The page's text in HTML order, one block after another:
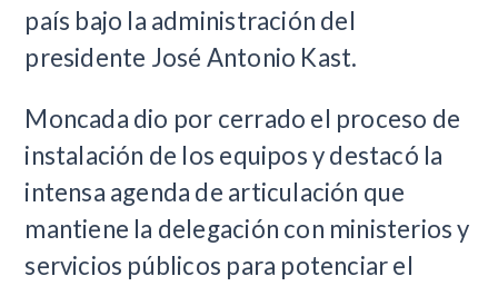
país bajo la administración del
presidente José Antonio Kast.
Moncada dio por cerrado el proceso de
instalación de los equipos y destacó la
intensa agenda de articulación que
mantiene la delegación con ministerios y
servicios públicos para potenciar el